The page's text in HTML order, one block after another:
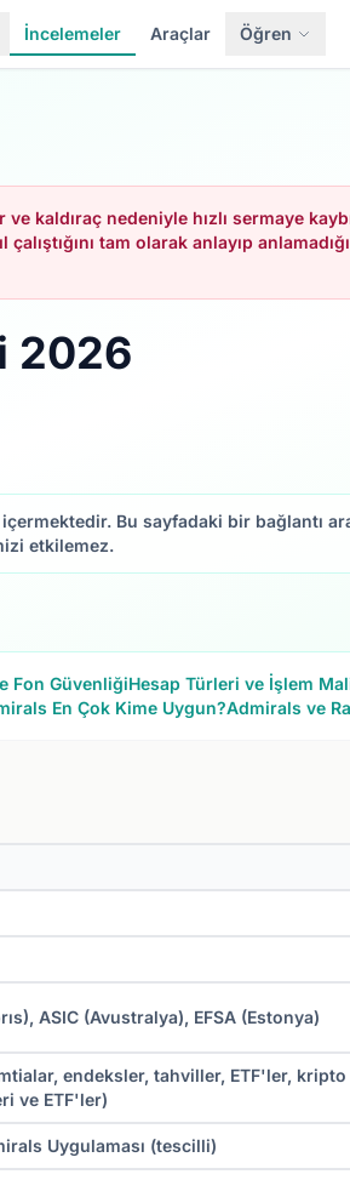
İncelemeler Araçlar Öğren
kaldıraç nedeniyle hızlı sermaye
tam olarak anlayıp
2026
Bu sayfadaki bir bağlantı
etkilemez.
Fon GüvenliğiHesap Türleri ve İşlem
En Çok Kime Uygun?Admirals ve
ASIC (Avustralya), EFSA (Estonya)
endeksler, tahviller, ETF'ler,
ve ETF'ler)
Uygulaması (tescilli)